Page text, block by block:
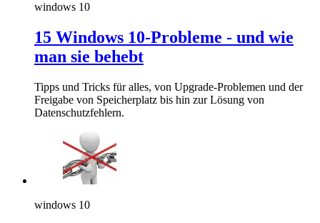
windows 10
15 Windows 10-Probleme - und wie
man sie behebt
Tipps und Tricks für alles, von Upgrade-Problemen und der
Freigabe von Speicherplatz bis hin zur Lösung von
Datenschutzfehlern.
windows 10